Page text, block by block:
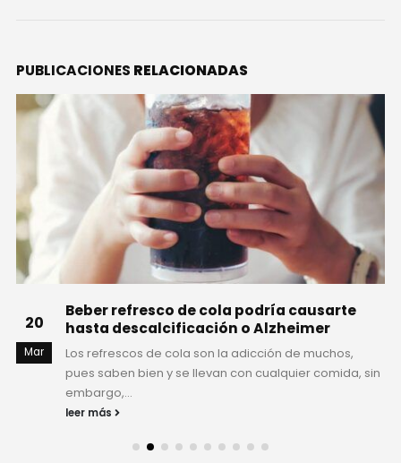
PUBLICACIONES RELACIONADAS
20
Mar
Beber refresco de cola podría causarte
hasta descalcificación o Alzheimer
Los refrescos de cola son la adicción de muchos,
pues saben bien y se llevan con cualquier comida, sin
embargo,...
leer más